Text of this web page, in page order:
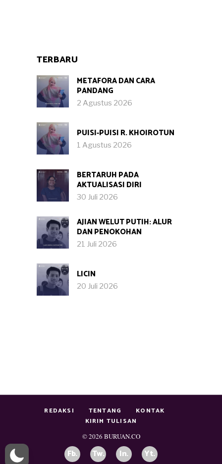
TERBARU
METAFORA DAN CARA
PANDANG
2 Agustus 2026
PUISI-PUISI R. KHOIROTUN
1 Agustus 2026
BERTARUH PADA
AKTUALISASI DIRI
30 Juli 2026
AJIAN WELUT PUTIH: ALUR
DAN PENOKOHAN
21 Juli 2026
LICIN
20 Juli 2026
REDAKSI TENTANG
KONTAK
KIRIM TULISAN
© 2026 BURUAN.CO
Fb. Tw. In. Yt.